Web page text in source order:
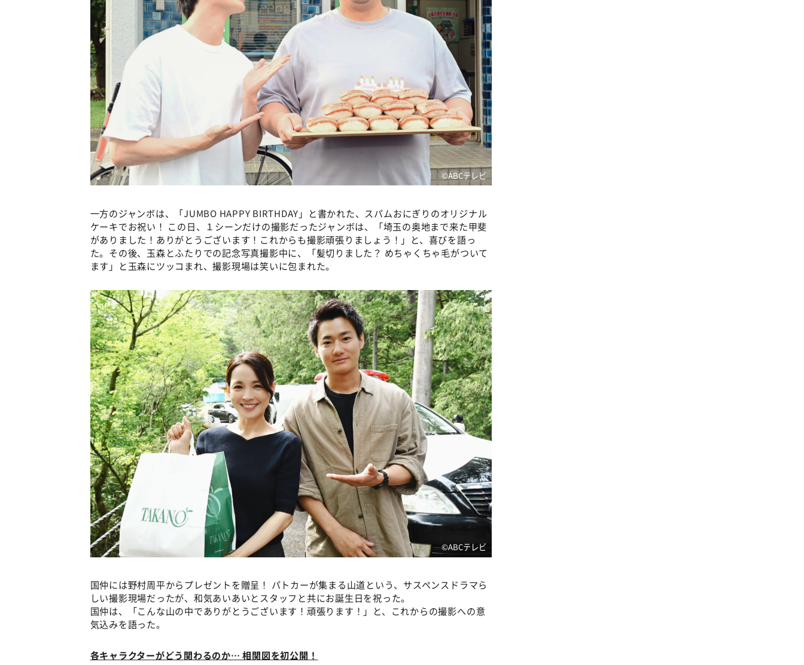
©ABCテレビ
一方のジャンボは、「JUMBO HAPPY BIRTHDAY」と書かれた、スパムおにぎりのオリジナル
ケーキでお祝い！ この日、１シーンだけの撮影だったジャンボは、「埼玉の奥地まで来た甲斐
がありました！ありがとうございます！これからも撮影頑張りましょう！」と、喜びを語っ
た。その後、玉森とふたりでの記念写真撮影中に、「髪切りました？ めちゃくちゃ毛がついて
ます」と玉森にツッコまれ、撮影現場は笑いに包まれた。
©ABCテレビ
国仲には野村周平からプレゼントを贈呈！ パトカーが集まる山道という、サスペンスドラマら
しい撮影現場だったが、和気あいあいとスタッフと共にお誕生日を祝った。
国仲は、「こんな山の中でありがとうございます！頑張ります！」と、これからの撮影への意
気込みを語った。
各キャラクターがどう関わるのか… 相関図を初公開！